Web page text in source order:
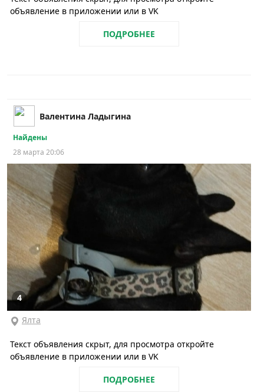
объявление в приложении или в VK
ПОДРОБНЕЕ
Валентина Ладыгина
Найдены
28 марта 20:06
4
Ялта
Текст объявления скрыт, для просмотра откройте
объявление в приложении или в VK
ПОДРОБНЕЕ